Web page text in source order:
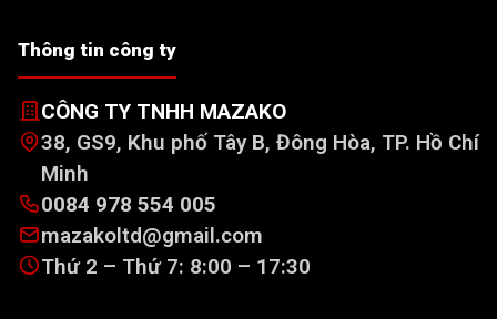
Thông tin công ty
CÔNG TY TNHH MAZAKO
38, GS9, Khu phố Tây B, Đông Hòa, TP. Hồ Chí
Minh
0084 978 554 005
mazakoltd@gmail.com
Thứ 2 – Thứ 7: 8:00 – 17:30